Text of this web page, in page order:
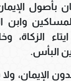
بأصول
الزكاة،
البأس.
الإيمان،